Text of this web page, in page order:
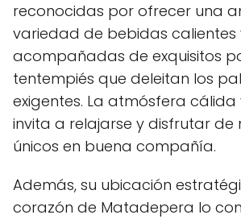
reconocidas por ofrecer una
variedad de bebidas calientes
acompañadas de exquisitos
tentempiés que deleitan los
exigentes. La atmósfera
invita a relajarse y disfrutar de
únicos en buena compañía.
Además, su ubicación
corazón de Matadepera lo